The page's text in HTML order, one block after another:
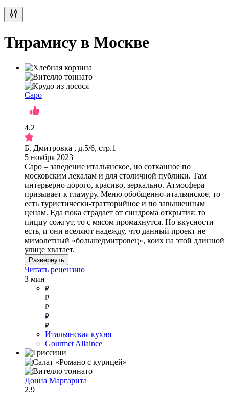
Тирамису в Москве
Capo
4.2
Б. Дмитровка , д.5/6, стр.1
5 ноября 2023
Capo – заведение итальянское, но сотканное по
московским лекалам и для столичной публики. Там
интерьерно дорого, красиво, зеркально. Атмосфера
призывает к гламуру. Меню обобщенно-итальянское, то
есть туристически-тратторийное и по завышенным
ценам. Еда пока страдает от синдрома открытия: то
пиццу сожгут, то с мясом промахнутся. Но вкусности
есть, и они вселяют надежду, что данный проект не
мимолетный «большедмитровец», коих на этой длинной
улице хватает.
Развернуть
Читать рецензию
3 мин
Итальянская кухня
Gourmet Allaince
Донна Маргарита
2.9